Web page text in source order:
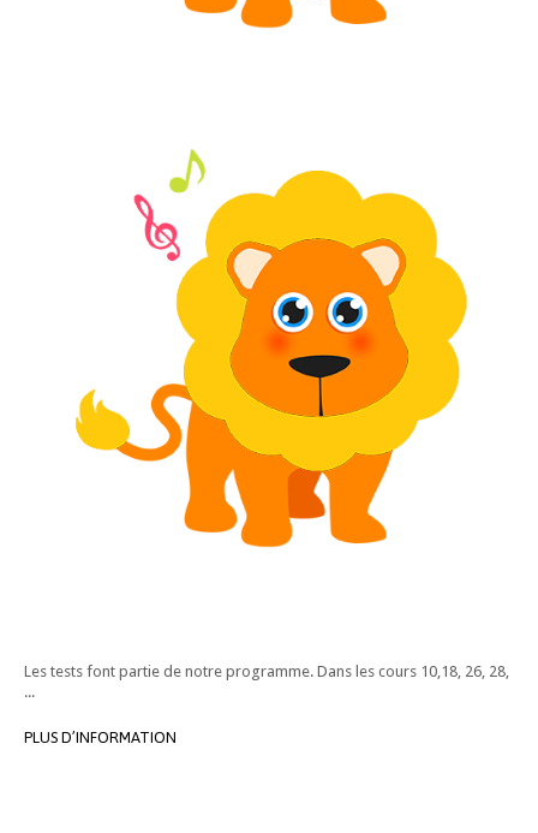
Les tests font partie de notre programme. Dans les cours 10,18, 26, 28,
...
PLUS D’INFORMATION